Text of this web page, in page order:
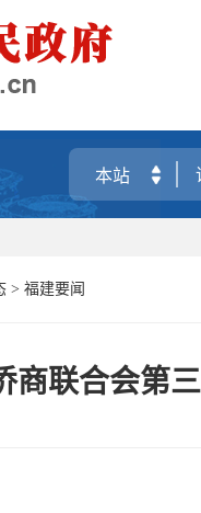
> 福建要闻
商联合会第